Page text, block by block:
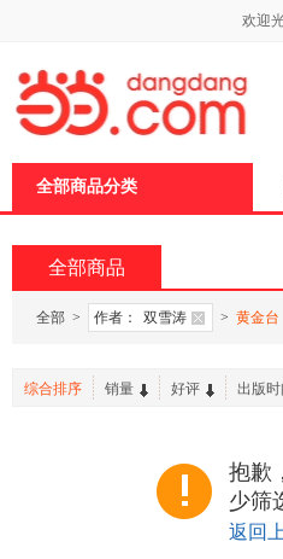
欢迎
全部商品分类
全部商品
全部 > 作者： 双雪涛 > 黄金台
综合排序 销量 好评 出版时
抱歉
少筛
返回
页
加